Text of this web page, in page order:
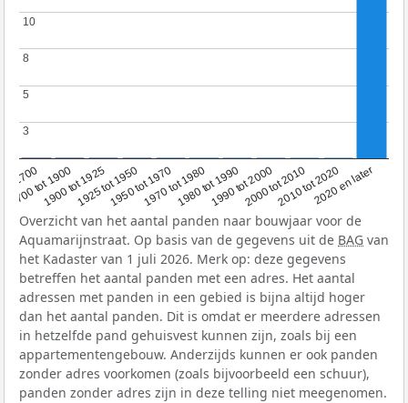
1700
1700 tot 1900
1900 tot 19251925 tot 19501950 tot 19701970 tot 19801980 tot 19901990 tot 20002000 tot 20102010 tot 20202020 en later
3
3
5
5
8
8
10
10
Overzicht van het aantal panden naar bouwjaar voor de
Aquamarijnstraat. Op basis van de gegevens uit de BAG van
het Kadaster van 1 juli 2026. Merk op: deze gegevens
betreffen het aantal panden met een adres. Het aantal
adressen met panden in een gebied is bijna altijd hoger
dan het aantal panden. Dit is omdat er meerdere adressen
in hetzelfde pand gehuisvest kunnen zijn, zoals bij een
appartementengebouw. Anderzijds kunnen er ook panden
zonder adres voorkomen (zoals bijvoorbeeld een schuur),
panden zonder adres zijn in deze telling niet meegenomen.